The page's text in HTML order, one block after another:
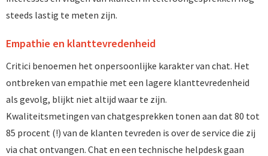
steeds lastig te meten zijn.
Empathie en klanttevredenheid
Critici benoemen het onpersoonlijke karakter van chat. Het
ontbreken van empathie met een lagere klanttevredenheid
als gevolg, blijkt niet altijd waar te zijn.
Kwaliteitsmetingen van chatgesprekken tonen aan dat 80 tot
85 procent (!) van de klanten tevreden is over de service die zij
via chat ontvangen. Chat en een technische helpdesk gaan